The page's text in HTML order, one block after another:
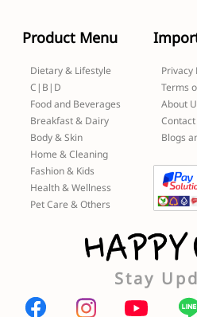
Product Menu
Dietary & Lifestyle
C|B|D
Food and Beverages
Breakfast & Dairy
Body & Skin
Home & Cleaning
Fashion & Kids
Health & Wellness
Pet Care & Others
Privacy
Terms
About
Contact
Blogs
Stay